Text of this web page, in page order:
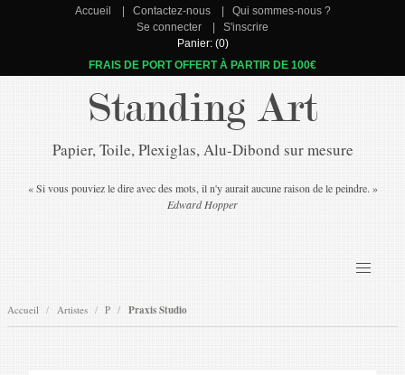
Accueil Contactez-nous
Qui sommes-nous ?
Se connecter
S'inscrire
Panier: (0)
FRAIS DE PORT OFFERT À PARTIR DE 100€
Standing Art
Papier, Toile, Plexiglas, Alu-Dibond sur mesure
« Si vous pouviez le dire avec des mots, il n'y aurait aucune raison de le peindre. »
Edward Hopper
Accueil Artistes P Praxis Studio